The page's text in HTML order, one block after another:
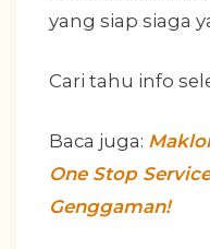
yang siap siaga
Cari tahu info
Baca juga:
One Stop
Genggaman!